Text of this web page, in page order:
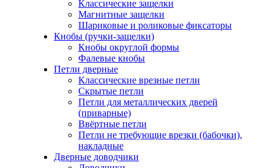
Классические защелки
Магнитные защелки
Шариковые и роликовые фиксаторы
Кнобы (ручки-защелки)
Кнобы округлой формы
Фалевые кнобы
Петли дверные
Классические врезные петли
Скрытые петли
Петли для металлических дверей
(приварные)
Ввёртные петли
Петли не требующие врезки (бабочки),
накладные
Дверные доводчики